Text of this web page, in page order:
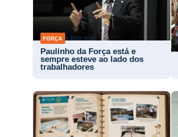
FORÇA 3 AGO 2026
Paulinho da Força está e
sempre esteve ao lado dos
trabalhadores